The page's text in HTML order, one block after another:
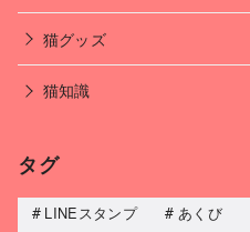
猫グッズ
猫知識
タグ
LINEスタンプ あくび